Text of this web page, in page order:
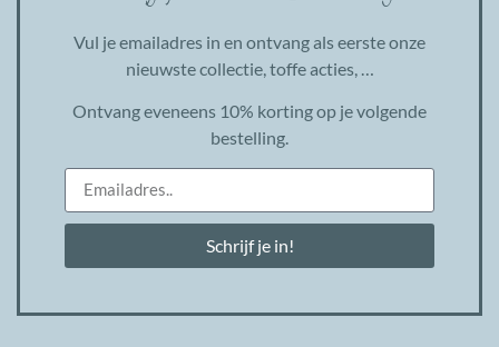
Vul je emailadres in en ontvang als eerste onze
nieuwste collectie, toffe acties, …
Ontvang eveneens 10% korting op je volgende
bestelling.
Schrijf je in!